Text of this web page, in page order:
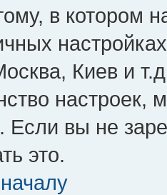
в котором
Киев и
настроек,
Если вы не
это.